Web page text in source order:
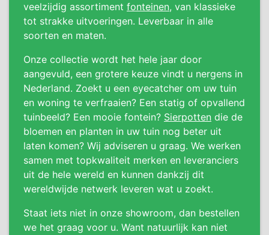
veelzijdig assortiment fonteinen, van klassieke
tot strakke uitvoeringen. Leverbaar in alle
soorten en maten.
Onze collectie wordt het hele jaar door
aangevuld, een grotere keuze vindt u nergens in
Nederland. Zoekt u een eyecatcher om uw tuin
en woning te verfraaien? Een statig of opvallend
tuinbeeld? Een mooie fontein? Sierpotten die de
bloemen en planten in uw tuin nog beter uit
laten komen? Wij adviseren u graag. We werken
samen met topkwaliteit merken en leveranciers
uit de hele wereld en kunnen dankzij dit
wereldwijde netwerk leveren wat u zoekt.
Staat iets niet in onze showroom, dan bestellen
we het graag voor u. Want natuurlijk kan niet